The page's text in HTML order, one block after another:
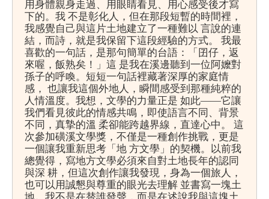
用身體親身走過、用眼睛看見、用心感受後才寫
下的。我 不是彰化人，但在那段短暫的時間裡，
我感覺自己與這片土地建立了一種難以 言說的連
結，而詩，就是我保留下這段經驗的方式。 我最
喜歡的一句話，是那句簡單的台語：「囝仔，返
來喔，飯熟矣！」這 是我在溪邊聽到一位阿嬤對
孫子的呼喚。短短一句話裡藏著深厚的家庭情
感， 也讓我這個外地人，瞬間感受到那種純粹的
人情溫度。我想，文學的力量正是 如此——它讓
我們看見彼此的情感共鳴，即使語言不同、背景
不同，真摯的溫 柔卻能跨越界線，直達心中。 這
次參加磺溪文學獎，不僅是一種創作挑戰，更是
一個讓我重新思考「地 方文學」的契機。以前我
總覺得，寫地方文學必須來自對土地長年的認同
與深 耕，但這次創作讓我發現，身為一個旅人，
也可以用誠懇與尊重的眼光去理解 並書寫一塊土